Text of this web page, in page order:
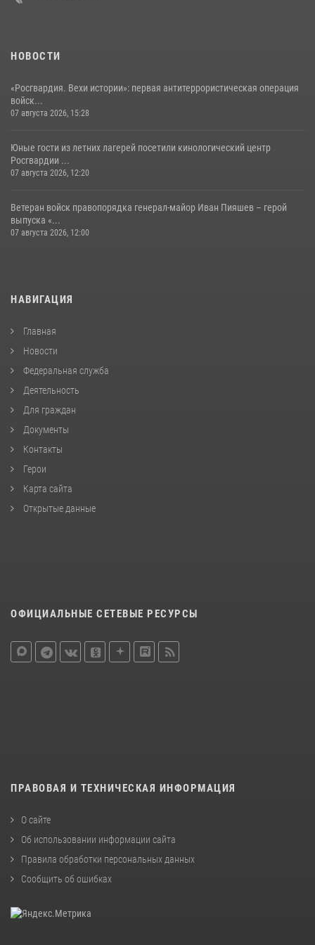
НОВОСТИ
«Росгвардия. Вехи истории»: первая антитеррористическая операция
войск...
07 августа 2026, 15:28
Юные гости из летних лагерей посетили кинологический центр
Росгвардии ...
07 августа 2026, 12:20
Ветеран войск правопорядка генерал-майор Иван Пияшев – герой
выпуска «...
07 августа 2026, 12:00
НАВИГАЦИЯ
Главная
Новости
Федеральная служба
Деятельность
Для граждан
Документы
Контакты
Герои
Карта сайта
Открытые данные
ОФИЦИАЛЬНЫЕ СЕТЕВЫЕ РЕСУРСЫ
ПРАВОВАЯ И ТЕХНИЧЕСКАЯ ИНФОРМАЦИЯ
О сайте
Об использовании информации сайта
Правила обработки персональных данных
Сообщить об ошибках